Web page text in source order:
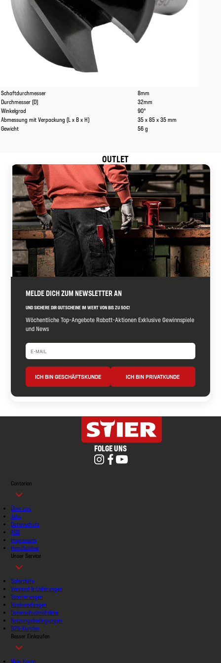
EigenschaftenWerte
Schaftdurchmesser
8mm
Durchmesser (D)
32mm
Winkelgrad
90°
Abmessung mit Verpackung (L x B x H)
35 x 85 x 35 mm
Gewicht
56 g
OUTLET
MELDE DICH ZUM NEWSLETTER AN
UND SICHERE DIR GUTSCHEINE IM WERT VON BIS ZU 50€!
Wöchentliche Top-Angebote Rabatt-Aktionen Exklusive Gewinnspiele
und News
ICH BIN GESCHÄFTSKUNDE ICH BIN PRIVATKUNDE
FOLGE UNS
Contorion
Über uns
Jobs
Datenschutz
AGB
Impressum
Handbücher
Unser Service
Soforthilfe
Versand & Lieferungen
Stornierungen
Rücksendungen
Datenschutzrichtlinie
Nutzungsbedingungen
B2B-Kunden
Besser Einkaufen
Mein Konto